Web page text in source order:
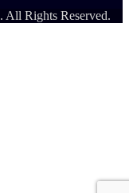
. All Rights Reserved.